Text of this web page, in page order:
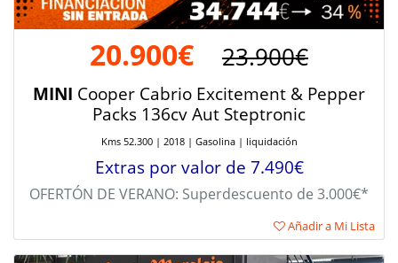
20.900€ 23.900€
MINI Cooper Cabrio Excitement & Pepper
Packs 136cv Aut Steptronic
Kms 52.300 | 2018 | Gasolina | liquidación
Extras por valor de 7.490€
OFERTÓN DE VERANO: Superdescuento de 3.000€*
Añadir a Mi Lista